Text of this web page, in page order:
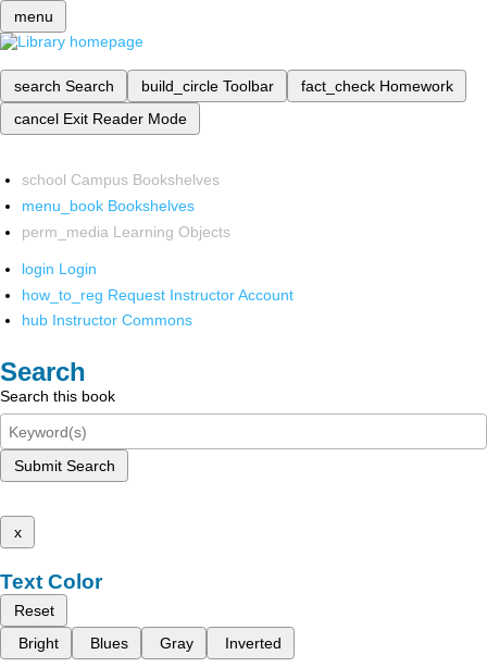
menu
search Search build_circle Toolbar fact_check Homework
cancel Exit Reader Mode
school Campus Bookshelves
menu_book Bookshelves
perm_media Learning Objects
login Login
how_to_reg Request Instructor Account
hub Instructor Commons
Search
Search this book
Submit Search
x
Text Color
Reset
Bright
Blues Gray Inverted